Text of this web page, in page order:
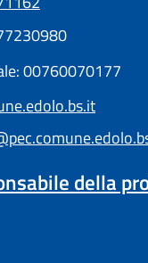
00760070177
della